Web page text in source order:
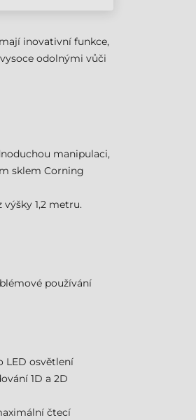
inovativní funkce,
odolnými vůči
manipulaci,
sklem Corning
1,2 metru.
používání
LED osvětlení
1D a 2D
čtecí